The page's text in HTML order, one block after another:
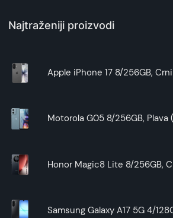
Najtraženiji proizvodi
Apple iPhone 17 8/256GB,
Motorola G05 8/256GB, Plava
Honor Magic8 Lite 8/256GB,
Samsung Galaxy A17 5G 4/